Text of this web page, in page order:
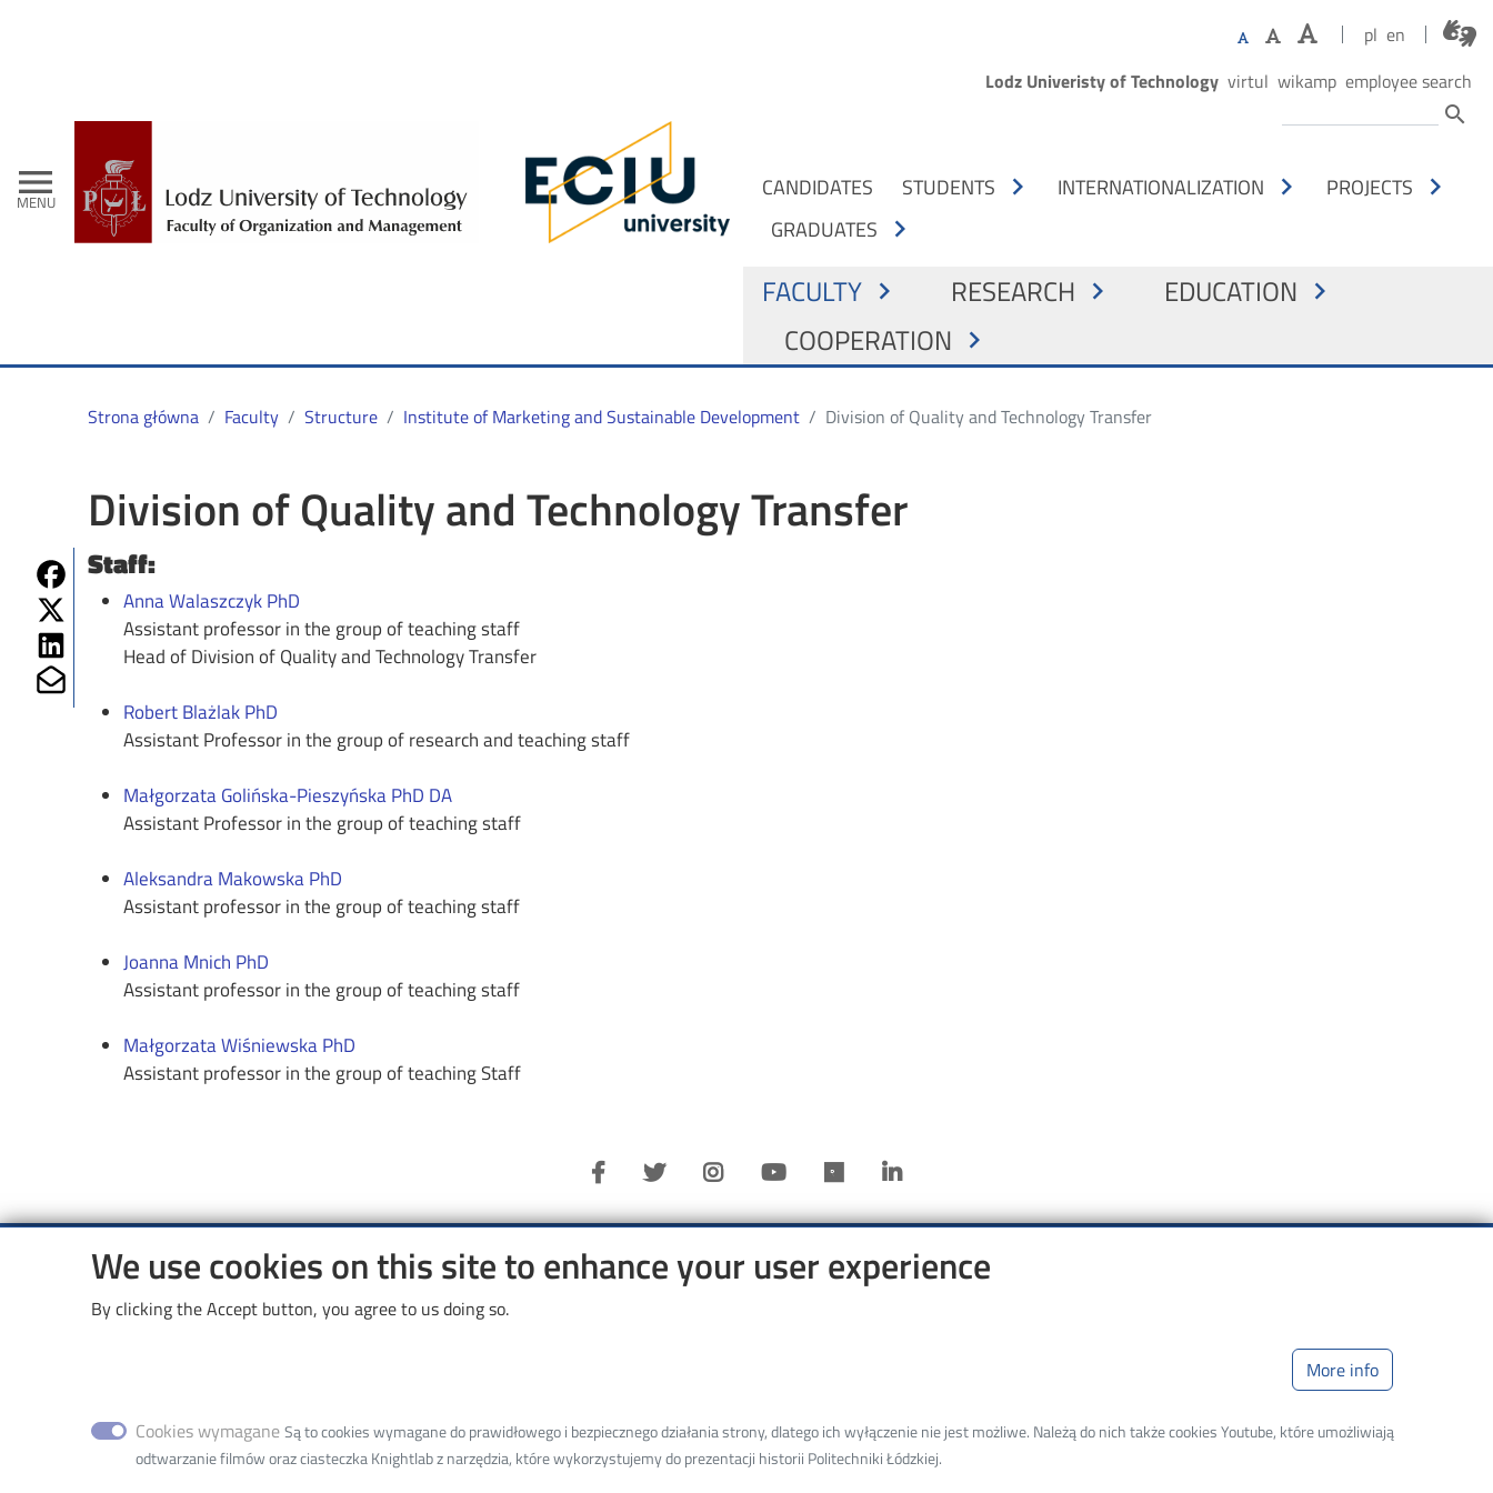
We use cookies on this site to enhance your user experience
By clicking the Accept button, you agree to us doing so.
More info
Cookies wymagane Są to cookies wymagane do prawidłowego i bezpiecznego działania strony, dlatego ich wyłączenie nie jest możliwe. Należą do nich także cookies Youtube, które umożliwiają
odtwarzanie filmów oraz ciasteczka Knightlab z narzędzia, które wykorzystujemy do prezentacji historii Politechniki Łódzkiej.
menu
MENU
pl en
Górne menu
Lodz Univeristy of Technology virtul wikamp employee search
search
NAWIGACJA Z PODZIAŁEM NA OSOBY
CANDIDATES STUDENTS chevron_right INTERNATIONALIZATION chevron_right PROJECTS chevron_right
GRADUATES chevron_right
GŁÓWNA NAWIGACJA
FACULTY chevron_right RESEARCH chevron_right EDUCATION chevron_right
COOPERATION chevron_right
Strona główna Faculty Structure Institute of Marketing and Sustainable Development Division of Quality and Technology Transfer
Division of Quality and Technology Transfer
Staff:
Anna Walaszczyk PhD
Assistant professor in the group of teaching staff
Head of Division of Quality and Technology Transfer
Robert Blażlak PhD
Assistant Professor in the group of research and teaching staff
Małgorzata Golińska-Pieszyńska PhD DA
Assistant Professor in the group of teaching staff
Aleksandra Makowska PhD
Assistant professor in the group of teaching staff
Joanna Mnich PhD
Assistant professor in the group of teaching staff
Małgorzata Wiśniewska PhD
Assistant professor in the group of teaching Staff
Share on Fb
Share on Twitter
Share on Linkedin
Image
Lodz University of Technology
Deparment
Contact
Shortcut
Web Dziekanat